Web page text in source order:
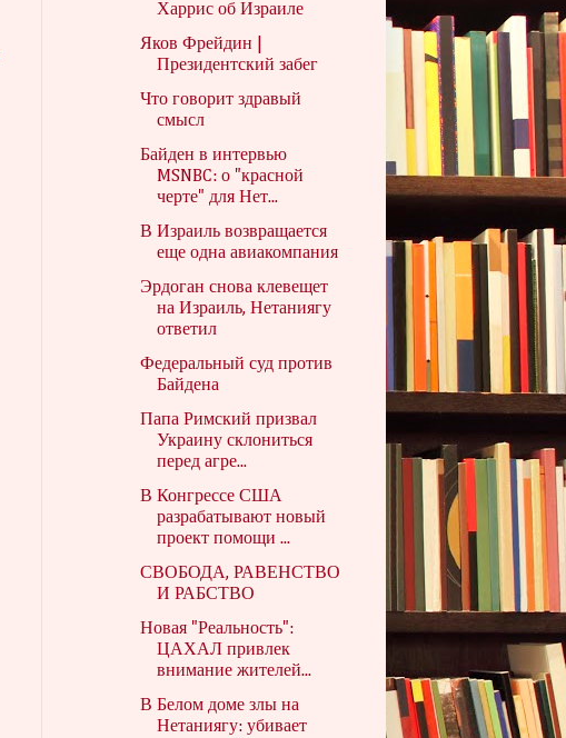
Харрис об Израиле
Яков Фрейдин |
Президентский забег
Что говорит здравый
смысл
Байден в интервью
MSNBC: о "красной
черте" для Нет...
В Израиль возвращается
еще одна авиакомпания
Эрдоган снова клевещет
на Израиль, Нетаниягу
ответил
Федеральный суд против
Байдена
Папа Римский призвал
Украину склониться
перед агре...
В Конгрессе США
разрабатывают новый
проект помощи ...
СВОБОДА, РАВЕНСТВО
И РАБСТВО
Новая "Реальность":
ЦАХАЛ привлек
внимание жителей...
В Белом доме злы на
Нетаниягу: убивает